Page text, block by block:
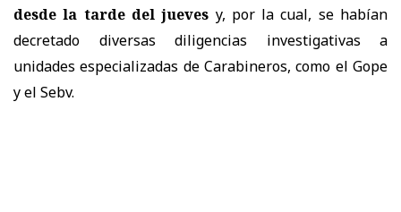
desde la tarde del jueves y, por la cual, se habían
decretado diversas diligencias investigativas a
unidades especializadas de Carabineros, como el Gope
y el Sebv.